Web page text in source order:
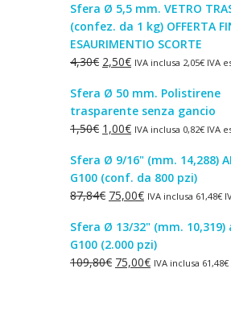
originale
era:
44,52€.
attuale
è:
38,00€.
Sfera Ø 5,5 mm. VETRO
(confez. da 1 kg) OFFERTA
ESAURIMENTIO SCORTE
4,30€ Il
originale
era:
4,30€.
2,50€Il
attuale
è:
2,50€.
IVA inclusa 2,05€ IVA
Sfera Ø 50 mm. Polistirene
trasparente senza gancio
1,50€ Il
originale
era:
1,50€.
1,00€Il
attuale
è:
1,00€.
IVA inclusa 0,82€ IVA
Sfera Ø 9/16" (mm. 14,288)
G100 (conf. da 800 pzi)
87,84€ Il
originale
era:
87,84€.
75,00€Il
attuale
è:
75,00€.
IVA inclusa 61,48€
Sfera Ø 13/32" (mm. 10,319)
G100 (2.000 pzi)
109,80€ Il
75,00€IlIVA inclusa 61,48€